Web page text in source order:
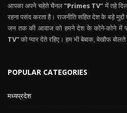
आपका अपने चहेते चैनल "Primes TV" में तहे
रहना पसंद करता है। राजनीति सहित देश के बड़े
जन तक की आवाज को हमने देश के कोने-कोने में
TV"को प्यार देते रहिए। हम भी बेबाक, बेखौफ
POPULAR CATEGORIES
मध्यप्रदेश